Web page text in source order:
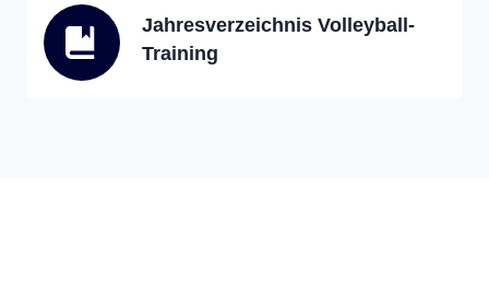
Jahresverzeichnis Volleyball-
Training